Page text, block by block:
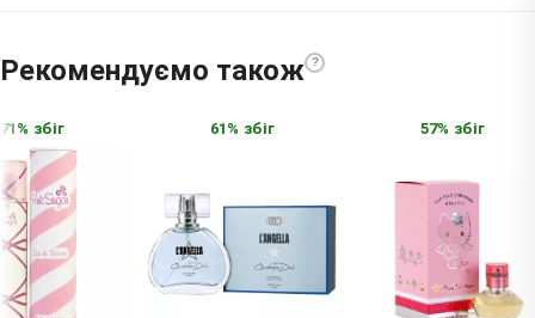
Рекомендуємо також ?
збіг 61% збіг 57% збіг